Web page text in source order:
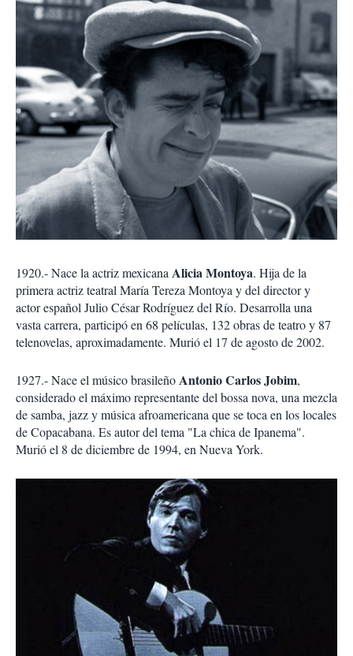
1920.- Nace la actriz mexicana Alicia Montoya. Hija de la
primera actriz teatral María Tereza Montoya y del director y
actor español Julio César Rodríguez del Río. Desarrolla una
vasta carrera, participó en 68 películas, 132 obras de teatro y 87
telenovelas, aproximadamente. Murió el 17 de agosto de 2002.
1927.- Nace el músico brasileñoAntonio Carlos Jobim,
considerado el máximo representante del bossa nova, una mezcla
de samba, jazz y música afroamericana que se toca en los locales
de Copacabana. Es autor del tema "La chica de Ipanema".
Murió el 8 de diciembre de 1994, en Nueva York.